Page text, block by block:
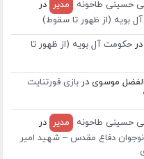
حسینی طاحونه مدیر
در
بویه (از ظهور تا سقوط)
درحکومت آل بویه (از ظهور تا
موسوی دربازی فورتنایت
حسینی طاحونه مدیر
در
دفاع مقدس – شهید امیر